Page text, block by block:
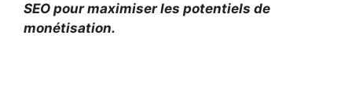
SEO pour maximiser les potentiels de
monétisation.